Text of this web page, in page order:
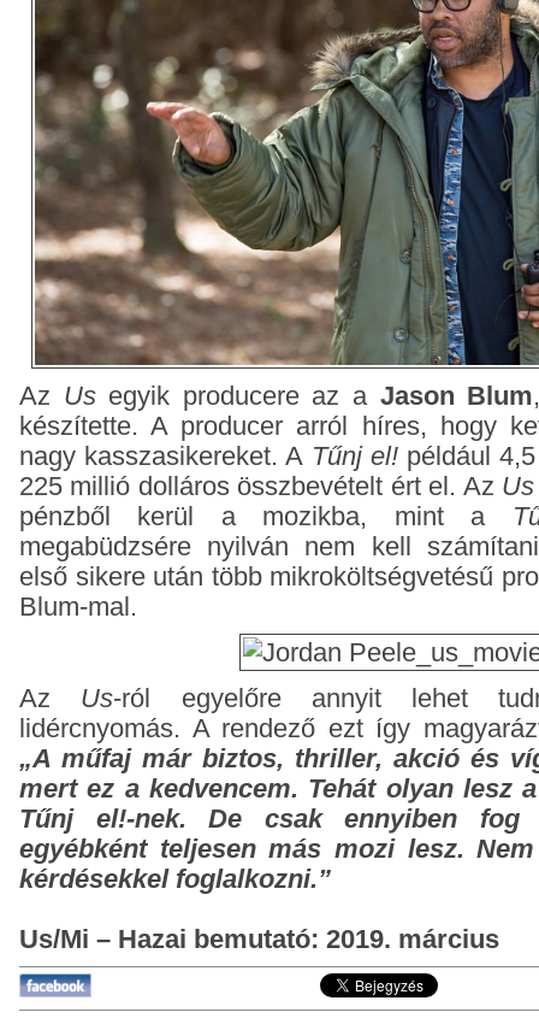
Az Usegyik producere az a Jason Blum
készítette. A producer arról híres, hogy
nagy kasszasikereket. A Tűnj el!például
225 millió dolláros összbevételt ért el. Az Us
pénzből kerül a mozikba, mint a
megabüdzsére nyilván nem kell
első sikere után több mikroköltségvetésű
Blum-mal.
Az Us-ról egyelőre annyit lehet
lidércnyomás. A rendező ezt így
„A műfaj már biztos, thriller, akció és
mert ez a kedvencem. Tehát olyan lesz
Tűnj el!-nek. De csak ennyiben fog
egyébként teljesen más mozi lesz.
kérdésekkel foglalkozni.”
Us/Mi – Hazai bemutató: 2019. március